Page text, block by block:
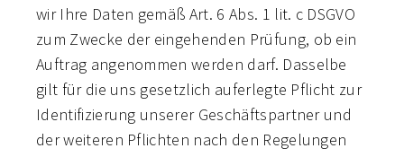
wir Ihre Daten gemäß Art. 6 Abs. 1 lit. c DSGVO
zum Zwecke der eingehenden Prüfung, ob ein
Auftrag angenommen werden darf. Dasselbe
gilt für die uns gesetzlich auferlegte Pflicht zur
Identifizierung unserer Geschäftspartner und
der weiteren Pflichten nach den Regelungen